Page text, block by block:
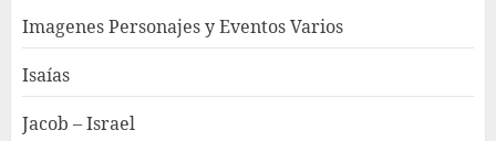
Imagenes Personajes y Eventos Varios
Isaías
Jacob – Israel